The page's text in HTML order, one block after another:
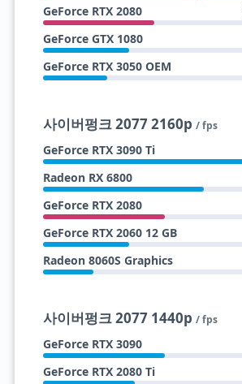
GeForce RTX 2080
GeForce GTX 1080
GeForce RTX 3050 OEM
사이버펑크 2077 2160p / fps
GeForce RTX 3090 Ti
Radeon RX 6800
GeForce RTX 2080
GeForce RTX 2060 12 GB
Radeon 8060S Graphics
사이버펑크 2077 1440p / fps
GeForce RTX 3090
GeForce RTX 2080 Ti